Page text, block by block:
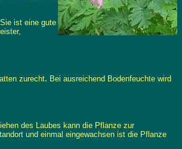
ist eine gute
zurecht. Bei ausreichend Bodenfeuchte wird
des Laubes kann die Pflanze zur
und einmal eingewachsen ist die Pflanze